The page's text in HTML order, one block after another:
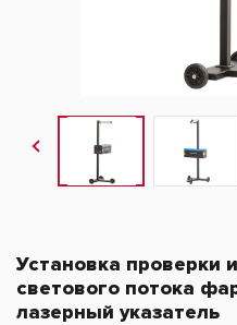
Установка проверки
светового потока
лазерный указатель